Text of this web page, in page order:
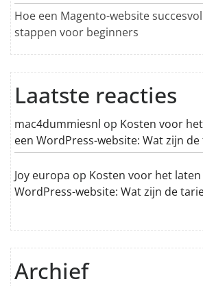
Hoe een Magento-website
stappen voor beginners
Laatste reacties
mac4dummiesnl op Kosten voor
een WordPress-website: Wat zijn
Joy europa op Kosten voor het
WordPress-website: Wat zijn de
Archief